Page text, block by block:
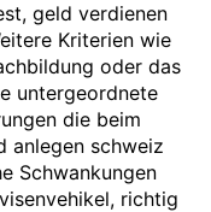
geld verdienen
Kriterien wie
oder das
untergeordnete
die beim
anlegen schweiz
Schwankungen
richtig